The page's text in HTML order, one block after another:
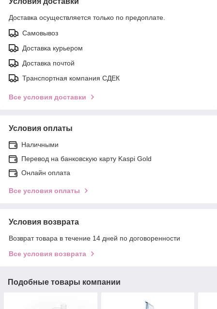
Доставка осуществляется только по предоплате.
Самовывоз
Доставка курьером
Доставка почтой
Транспортная компания СДЕК
Все условия доставки
Условия оплаты
Наличными
Перевод на банковскую карту Kaspi Gold
Онлайн оплата
Все условия оплаты
Условия возврата
Возврат товара в течение 14 дней по договоренности
Все условия возврата
Подобные товары компании